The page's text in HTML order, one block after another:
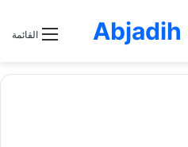
القائمة